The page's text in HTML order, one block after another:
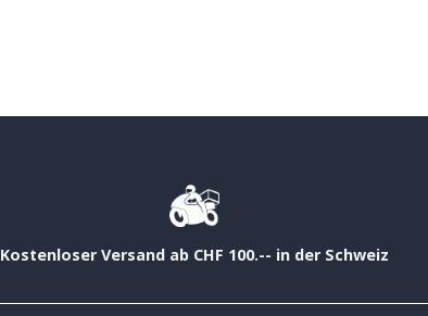
Kostenloser Versand ab CHF 100.-- in der Schweiz